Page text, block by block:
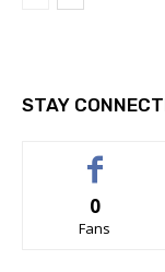
STAY
0
Fans